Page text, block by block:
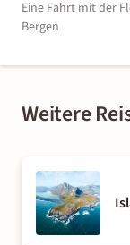
Eine Fahrt mit der
Bergen
Weitere